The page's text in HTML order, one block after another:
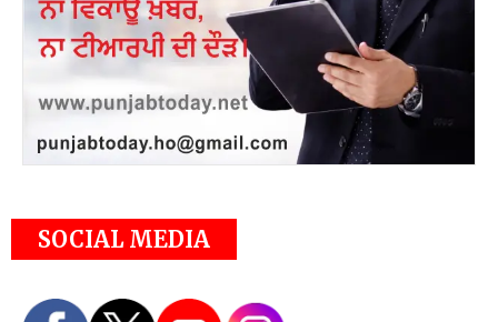
SOCIAL MEDIA